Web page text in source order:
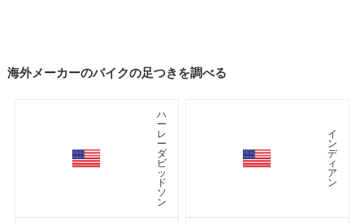
海外メーカーのバイクの足つきを調べる
ハ
ー
レ
ー
ダ
ビ
ッ
ド
ソ
ン
イ
ン
デ
ィ
ア
ン